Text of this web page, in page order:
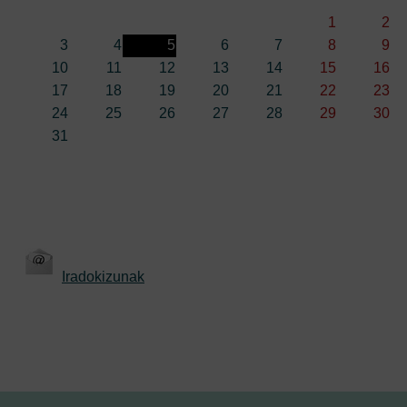
1
2
3
4 5 6 7 8
9
10
11 12 13 14 15
16
17
18 19 20 21 22
23
24
25 26 27 28 29
30
31
Iradokizunak